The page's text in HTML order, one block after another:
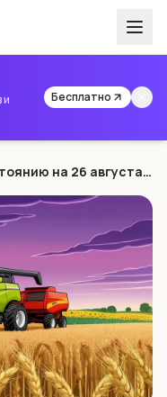
и
Бесплатно
Уборочная по состоянию на 26 августа. Сводка.